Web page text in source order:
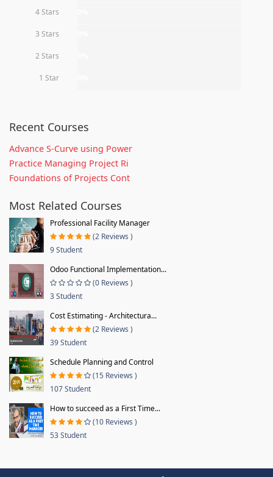
4 Stars
3 Stars
2 Stars
1 Star
Recent Courses
Advance S-Curve using Power
Practice Managing Project Ri
Foundations of Projects Cont
Most Related Courses
Professional Facility Manager
(2 Reviews )
9 Student
Odoo Functional Implementation...
(0 Reviews )
3 Student
Cost Estimating - Architectura...
(2 Reviews )
39 Student
Schedule Planning and Control
(15 Reviews )
107 Student
How to succeed as a First Time...
(10 Reviews )
53 Student